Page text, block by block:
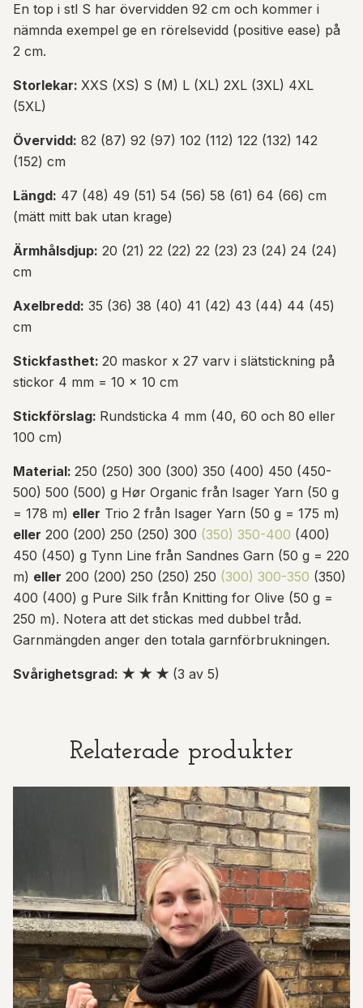
En top i stl S har övervidden 92 cm och kommer i
nämnda exempel ge en rörelsevidd (positive ease) på
2 cm.
Storlekar: XXS (XS) S (M) L (XL) 2XL (3XL) 4XL
(5XL)
Övervidd: 82 (87) 92 (97) 102 (112) 122 (132) 142
(152) cm
Längd: 47 (48) 49 (51) 54 (56) 58 (61) 64 (66) cm
(mätt mitt bak utan krage)
Ärmhålsdjup: 20 (21) 22 (22) 22 (23) 23 (24) 24 (24)
cm
Axelbredd: 35 (36) 38 (40) 41 (42) 43 (44) 44 (45)
cm
Stickfasthet: 20 maskor x 27 varv i slätstickning på
stickor 4 mm = 10 x 10 cm
Stickförslag: Rundsticka 4 mm (40, 60 och 80 eller
100 cm)
Material: 250 (250) 300 (300) 350 (400) 450 (450-
500) 500 (500) g Hør Organic från Isager Yarn (50 g
= 178 m) eller Trio 2 från Isager Yarn (50 g = 175 m)
eller 200 (200) 250 (250) 300 (350) 350-400 (400)
450 (450) g Tynn Line från Sandnes Garn (50 g = 220
m) eller 200 (200) 250 (250) 250 (300) 300-350 (350)
400 (400) g Pure Silk från Knitting for Olive (50 g =
250 m). Notera att det stickas med dubbel tråd.
Garnmängden anger den totala garnförbrukningen.
Svårighetsgrad: ★ ★ ★ (3 av 5)
Relaterade produkter